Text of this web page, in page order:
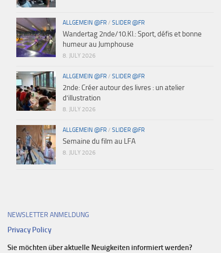
ALLGEMEIN @FR / SLIDER @FR
Wandertag 2nde/10.Kl.: Sport, défis et bonne
humeur au Jumphouse
8. JULY 2026
ALLGEMEIN @FR / SLIDER @FR
2nde: Créer autour des livres : un atelier
d’illustration
8. JULY 2026
ALLGEMEIN @FR / SLIDER @FR
Semaine du film au LFA
8. JULY 2026
NEWSLETTER ANMELDUNG
Privacy Policy
Sie möchten über aktuelle Neuigkeiten informiert werden?